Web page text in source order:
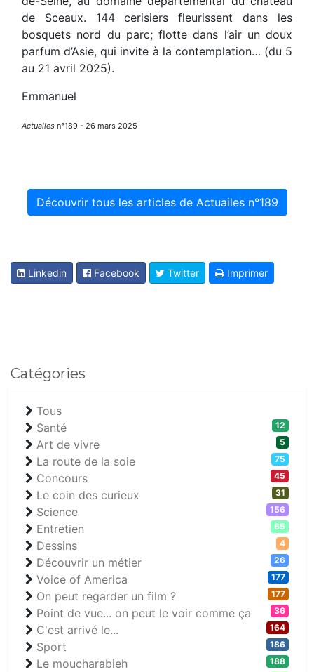
de Sceaux. 144 cerisiers fleurissent dans les
bosquets nord du parc; flotte dans l’air un doux
parfum d’Asie, qui invite à la contemplation… (du 5
au 21 avril 2025).
Emmanuel
Actuailes n°189 - 26 mars 2025
Découvrir tous les articles de Actuailes n°189
Linkedin Facebook Twitter Imprimer
Catégories
Tous
Santé
12
Art de vivre 5
La route de la soie 75
Concours 45
Le coin des curieux 31
Science 156
Entretien 65
Dessins 4
Découvrir un métier 26
Voice of America 177
On peut regarder un film ? 177
Point de vue... on peut le voir comme ça 36
C'est arrivé le... 164
Sport 186
Le moucharabieh 188